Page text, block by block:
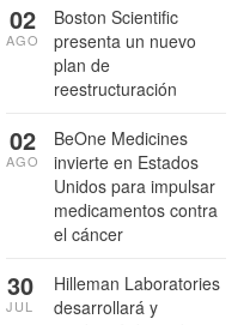
Boston Scientific
presenta un nuevo
plan de
reestructuración
02
AGO
BeOne Medicines
invierte en Estados
Unidos para impulsar
medicamentos contra
el cáncer
02
AGO
Hilleman Laboratories
desarrollará y
30
JUL